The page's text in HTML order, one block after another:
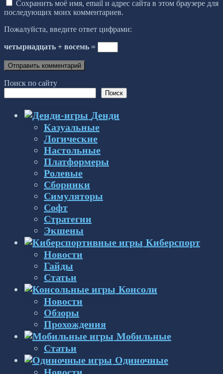
Сохранить моё имя, email и адрес сайта в этом браузере для
последующих моих комментариев.
Пожалуйста, введите ответ цифрами:
четырнадцать + восемь =
Поиск по сайту
Поиск
Денди
Казуальные
Логические
Настольные
Платформеры
Ролевые
Сборники
Симуляторы
Софт
Стратегии
Экшены
Киберспорт
Новости
Гайды
Статьи
Консоли
Новости
Обзоры
Прохождения
Мобильные
Статьи
Одиночные
Новости